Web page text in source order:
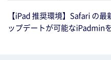
【iPad 推奨環境】Safari の
ップデートが可能なiPadmin